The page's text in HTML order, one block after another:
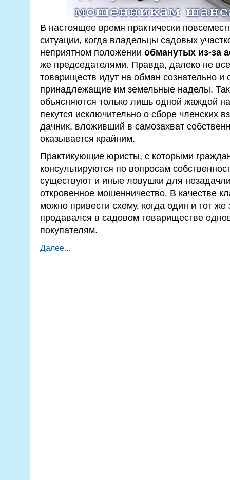
В настоящее время практически
ситуации, когда владельцы садовых
неприятном положении обманутых из-за
же председателями. Правда, далеко не
товариществ идут на обман сознательно и
принадлежащие им земельные наделы.
объясняются только лишь одной жаждой
пекутся исключительно о сборе членских
дачник, вложивший в самозахват
оказывается крайним.
Практикующие юристы, с которыми
консультируются по вопросам
существуют и иные ловушки для
откровенное мошенничество. В качестве
можно привести схему, когда один и тот
продавался в садовом товариществе
покупателям.
Далее...